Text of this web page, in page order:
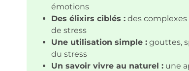
émotions
Des élixirs ciblés :des complexes
de stress
Une utilisation simple :gouttes,
du stress
Un savoir vivre au naturel :une